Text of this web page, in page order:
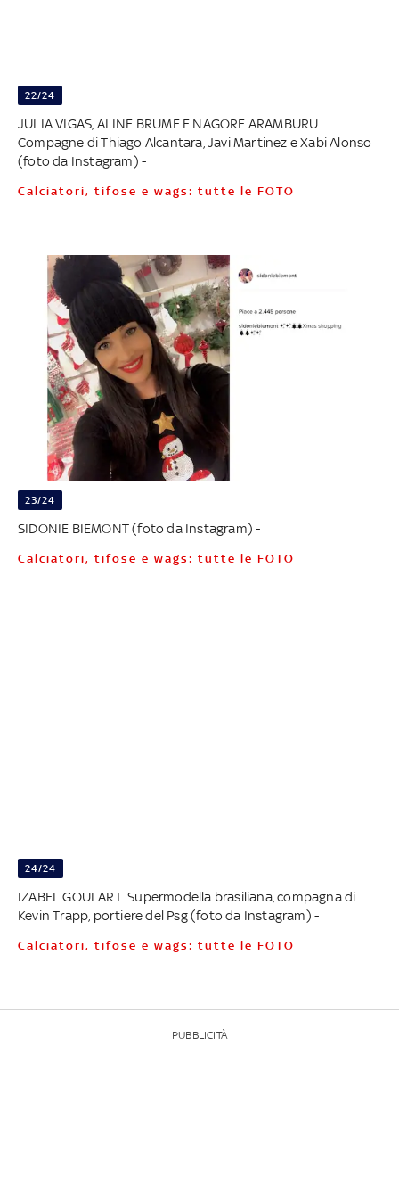
22/24
JULIA VIGAS, ALINE BRUME E NAGORE ARAMBURU.
Compagne di Thiago Alcantara, Javi Martinez e Xabi Alonso
(foto da Instagram) -
Calciatori, tifose e wags: tutte le FOTO
23/24
SIDONIE BIEMONT (foto da Instagram) -
Calciatori, tifose e wags: tutte le FOTO
24/24
IZABEL GOULART. Supermodella brasiliana, compagna di
Kevin Trapp, portiere del Psg (foto da Instagram) -
Calciatori, tifose e wags: tutte le FOTO
PUBBLICITÀ